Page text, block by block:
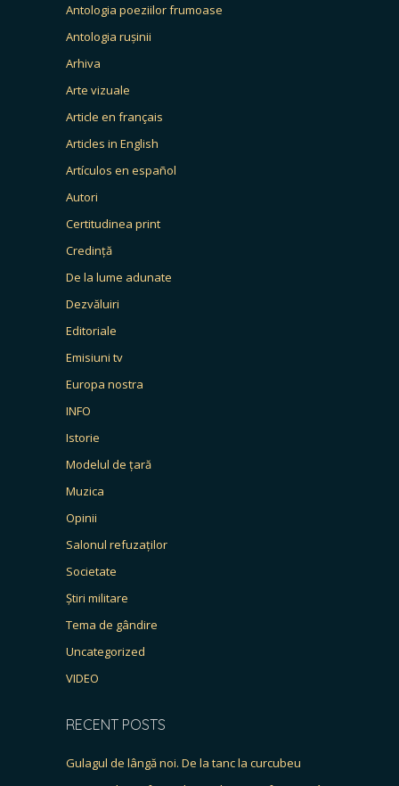
Antologia poeziilor frumoase
Antologia rușinii
Arhiva
Arte vizuale
Article en français
Articles in English
Artículos en español
Autori
Certitudinea print
Credință
De la lume adunate
Dezvăluiri
Editoriale
Emisiuni tv
Europa nostra
INFO
Istorie
Modelul de țară
Muzica
Opinii
Salonul refuzaților
Societate
Știri militare
Tema de gândire
Uncategorized
VIDEO
RECENT POSTS
Gulagul de lângă noi. De la tanc la curcubeu